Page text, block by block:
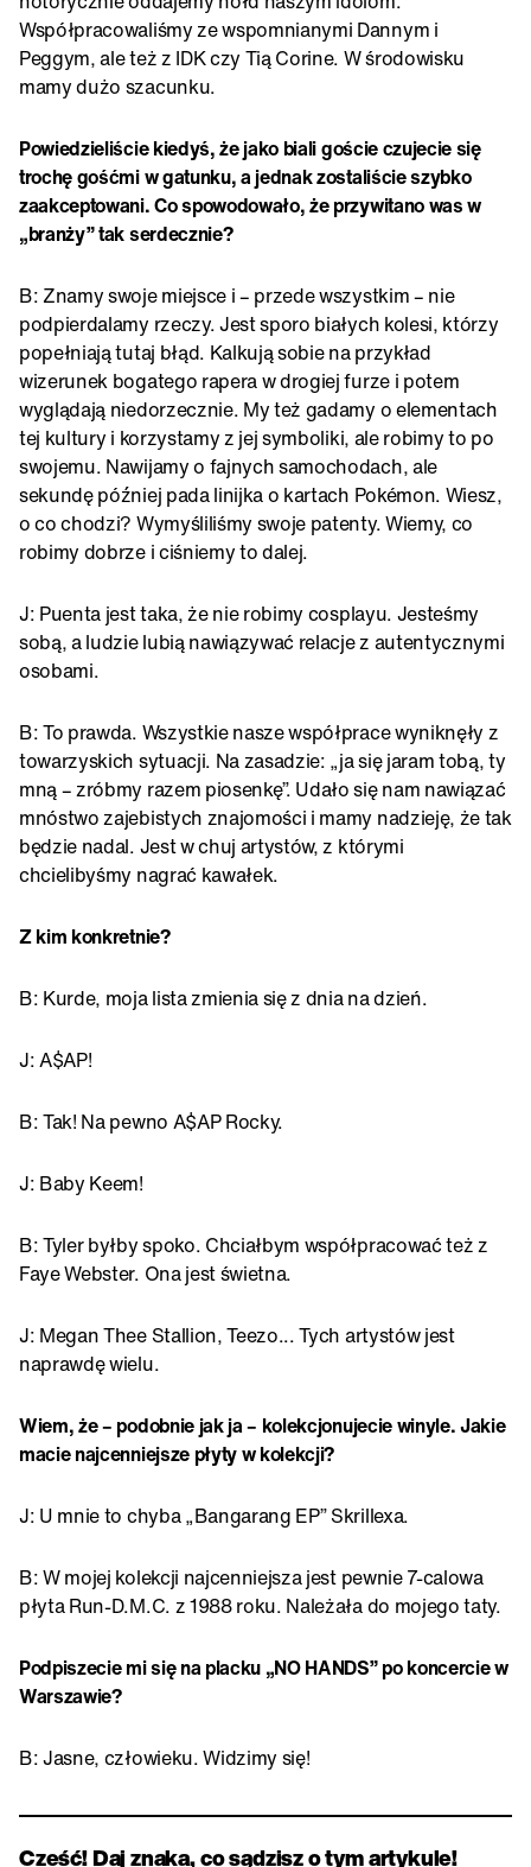
Współpracowaliśmy ze wspomnianymi Dannym i
Peggym, ale też z IDK czy Tią Corine. W środowisku
mamy dużo szacunku.
Powiedzieliście kiedyś, że jako biali goście czujecie się
trochę gośćmi w gatunku, a jednak zostaliście szybko
zaakceptowani. Co spowodowało, że przywitano was w
„branży” tak serdecznie?
B: Znamy swoje miejsce i – przede wszystkim – nie
podpierdalamy rzeczy. Jest sporo białych kolesi, którzy
popełniają tutaj błąd. Kalkują sobie na przykład
wizerunek bogatego rapera w drogiej furze i potem
wyglądają niedorzecznie. My też gadamy o elementach
tej kultury i korzystamy z jej symboliki, ale robimy to po
swojemu. Nawijamy o fajnych samochodach, ale
sekundę później pada linijka o kartach Pokémon. Wiesz,
o co chodzi? Wymyśliliśmy swoje patenty. Wiemy, co
robimy dobrze i ciśniemy to dalej.
J: Puenta jest taka, że nie robimy cosplayu. Jesteśmy
sobą, a ludzie lubią nawiązywać relacje z autentycznymi
osobami.
B: To prawda. Wszystkie nasze współprace wyniknęły z
towarzyskich sytuacji. Na zasadzie: „ja się jaram tobą, ty
mną – zróbmy razem piosenkę”. Udało się nam nawiązać
mnóstwo zajebistych znajomości i mamy nadzieję, że tak
będzie nadal. Jest w chuj artystów, z którymi
chcielibyśmy nagrać kawałek.
Z kim konkretnie?
B: Kurde, moja lista zmienia się z dnia na dzień.
J: A$AP!
B: Tak! Na pewno A$AP Rocky.
J: Baby Keem!
B: Tyler byłby spoko. Chciałbym współpracować też z
Faye Webster. Ona jest świetna.
J: Megan Thee Stallion, Teezo... Tych artystów jest
naprawdę wielu.
Wiem, że – podobnie jak ja – kolekcjonujecie winyle. Jakie
macie najcenniejsze płyty w kolekcji?
J: U mnie to chyba „Bangarang EP” Skrillexa.
B: W mojej kolekcji najcenniejsza jest pewnie 7-calowa
płyta Run-D.M.C. z 1988 roku. Należała do mojego taty.
Podpiszecie mi się na placku „NO HANDS” po koncercie w
Warszawie?
B: Jasne, człowieku. Widzimy się!
Cześć! Daj znaka, co sądzisz o tym artykule!